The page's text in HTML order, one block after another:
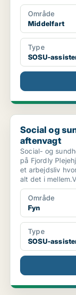
Område
Middelfart
Type
SOSU-
Social og
Social og
aftenvagt
Social- og
på Fjordly
et arbejdsliv
alt det i
Område
Fyn
Type
SOSU-